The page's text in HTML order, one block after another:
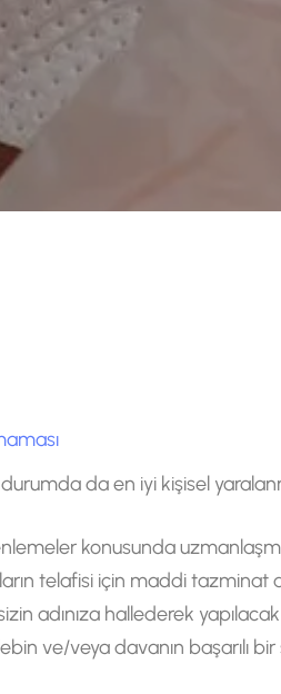
da en iyi kişisel
konusunda
telafisi için maddi tazminat
adınıza hallederek
ve/veya davanın başarılı